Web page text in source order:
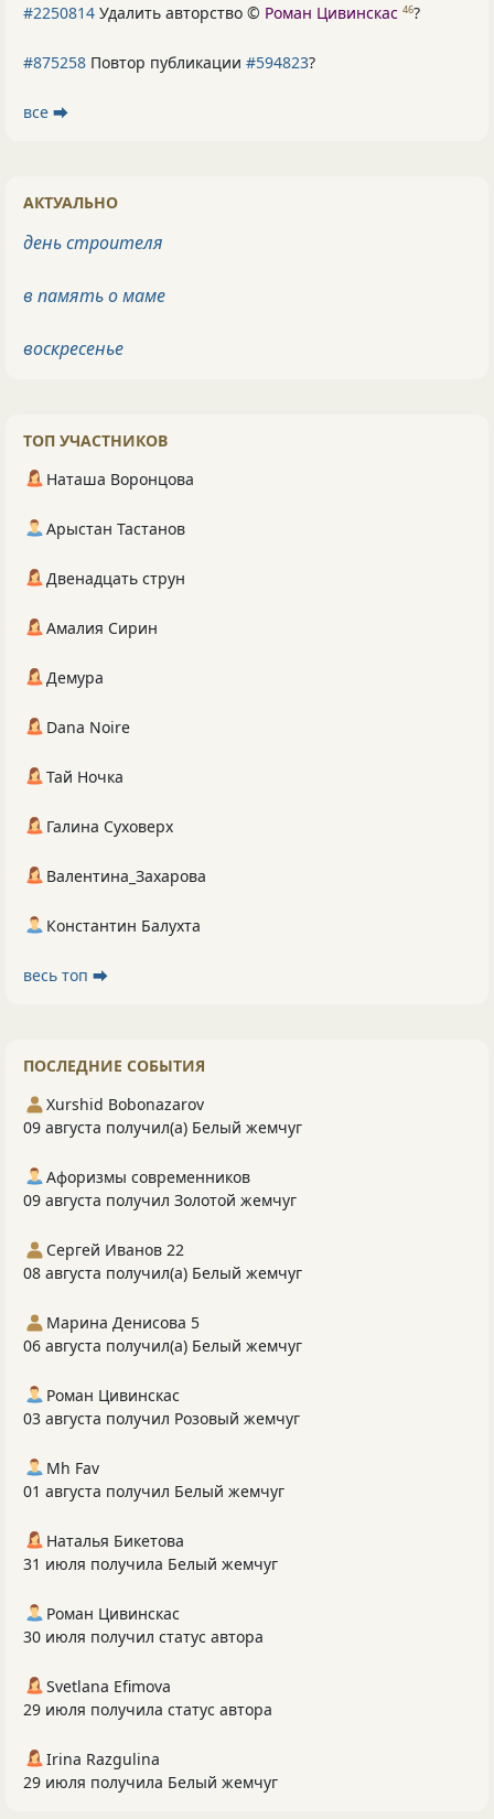
#2250814 Удалить авторство © Роман Цивинскас 46?
#875258 Повтор публикации #594823?
все ⮕
АКТУАЛЬНО
день строителя
в память о маме
воскресенье
ТОП УЧАСТНИКОВ
Наташа Воронцова
Арыстан Тастанов
Двенадцать струн
Амалия Сирин
Демура
Dana Noire
Тай Ночка
Галина Суховерх
Валентина_Захарова
Константин Балухта
весь топ ⮕
ПОСЛЕДНИЕ СОБЫТИЯ
Xurshid Bobonazarov
09 августа получил(а) Белый жемчуг
Афоризмы современников
09 августа получил Золотой жемчуг
Сергей Иванов 22
08 августа получил(а) Белый жемчуг
Марина Денисова 5
06 августа получил(а) Белый жемчуг
Роман Цивинскас
03 августа получил Розовый жемчуг
Mh Fav
01 августа получил Белый жемчуг
Наталья Бикетова
31 июля получила Белый жемчуг
Роман Цивинскас
30 июля получил статус автора
Svetlana Efimova
29 июля получила статус автора
Irina Razgulina
29 июля получила Белый жемчуг